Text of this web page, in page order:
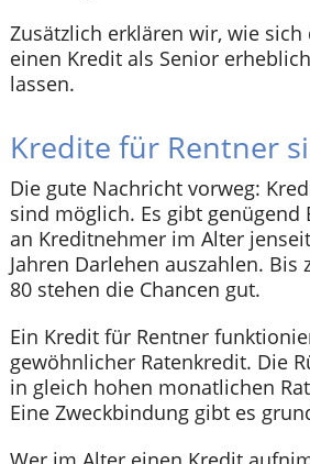
Zusätzlich erklären wir, wie sich
einen Kredit als Senior
lassen.
Kredite für Rentner
Die gute Nachricht vorweg:
sind möglich. Es gibt genügend
an Kreditnehmer im Alter
Jahren Darlehen auszahlen. Bis
80 stehen die Chancen gut.
Ein Kredit für Rentner
gewöhnlicher Ratenkredit. Die
in gleich hohen monatlichen
Eine Zweckbindung gibt es